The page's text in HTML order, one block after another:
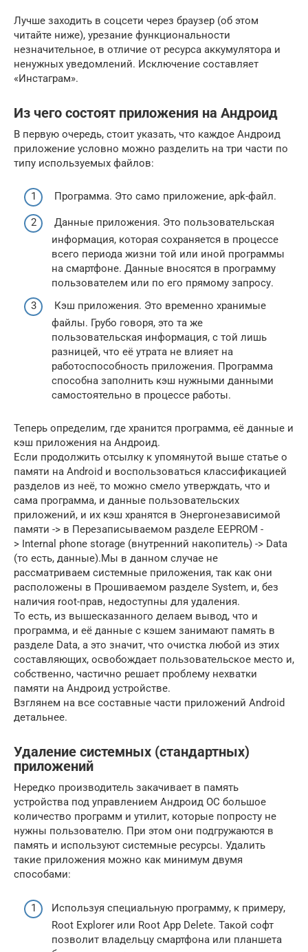
Лучше заходить в соцсети через браузер (об этом
читайте ниже), урезание функциональности
незначительное, в отличие от ресурса аккумулятора и
ненужных уведомлений. Исключение составляет
«Инстаграм».
Из чего состоят приложения на Андроид
В первую очередь, стоит указать, что каждое Андроид
приложение условно можно разделить на три части по
типу используемых файлов:
Программа. Это само приложение, apk-файл.
Данные приложения. Это пользовательская
информация, которая сохраняется в процессе
всего периода жизни той или иной программы
на смартфоне. Данные вносятся в программу
пользователем или по его прямому запросу.
Кэш приложения. Это временно хранимые
файлы. Грубо говоря, это та же
пользовательская информация, с той лишь
разницей, что её утрата не влияет на
работоспособность приложения. Программа
способна заполнить кэш нужными данными
самостоятельно в процессе работы.
Теперь определим, где хранится программа, её данные и
кэш приложения на Андроид.
Если продолжить отсылку к упомянутой выше статье о
памяти на Android и воспользоваться классификацией
разделов из неё, то можно смело утверждать, что и
сама программа, и данные пользовательских
приложений, и их кэш хранятся в Энергонезависимой
памяти -> в Перезаписываемом разделе EEPROM -
> Internal phone storage (внутренний накопитель) -> Data
(то есть, данные).Мы в данном случае не
рассматриваем системные приложения, так как они
расположены в Прошиваемом разделе System, и, без
наличия root-прав, недоступны для удаления.
То есть, из вышесказанного делаем вывод, что и
программа, и её данные с кэшем занимают память в
разделе Data, а это значит, что очистка любой из этих
составляющих, освобождает пользовательское место и,
собственно, частично решает проблему нехватки
памяти на Андроид устройстве.
Взглянем на все составные части приложений Android
детальнее.
Удаление системных (стандартных)
приложений
Нередко производитель закачивает в память
устройства под управлением Андроид ОС большое
количество программ и утилит, которые попросту не
нужны пользователю. При этом они подгружаются в
память и используют системные ресурсы. Удалить
такие приложения можно как минимум двумя
способами:
Используя специальную программу, к примеру,
Root Explorer или Root App Delete. Такой софт
позволит владельцу смартфона или планшета